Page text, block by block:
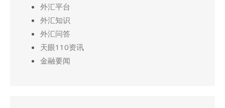
外汇平台
外汇知识
外汇问答
天眼110资讯
金融要闻